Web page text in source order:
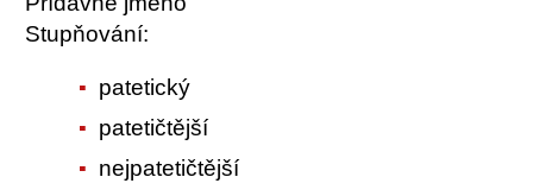
Stupňování:
patetický
patetičtější
nejpatetičtější